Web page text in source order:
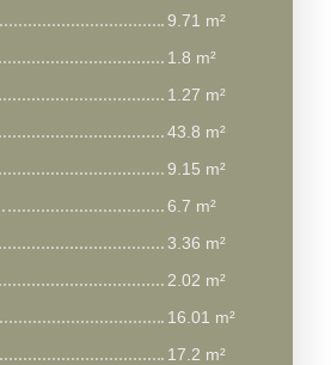
9.71 m²
1.8 m²
1.27 m²
43.8 m²
9.15 m²
6.7 m²
3.36 m²
2.02 m²
16.01 m²
17.2 m²